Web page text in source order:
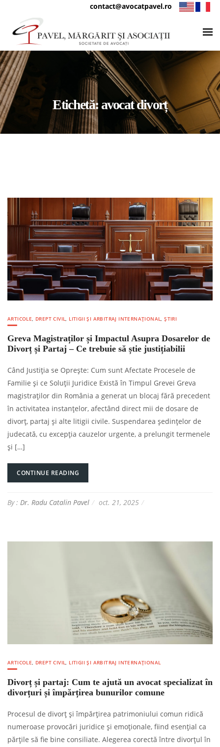
contact@avocatpavel.ro
Etichetă: avocat divorț
ARTICOLE, DREPT CIVIL, LITIGII ȘI ARBITRAJ INTERNAȚIONAL,ȘTIRI
Greva Magistraților și Impactul Asupra Dosarelor de
Divorț și Partaj – Ce trebuie să știe justițiabilii
Când Justiția se Oprește: Cum sunt Afectate Procesele de
Familie și ce Soluții Juridice Există în Timpul Grevei Greva
magistraților din România a generat un blocaj fără precedent
în activitatea instanțelor, afectând direct mii de dosare de
divorț, partaj și alte litigii civile. Suspendarea ședințelor de
judecată, cu excepția cauzelor urgente, a prelungit termenele
și […]
CONTINUE READING
By : Dr. Radu Catalin Pavel oct. 21, 2025
ARTICOLE, DREPT CIVIL, LITIGII ȘI ARBITRAJ INTERNAȚIONAL
Divorț și partaj: Cum te ajută un avocat specializat în
divorțuri și împărțirea bunurilor comune
Procesul de divorț și împărțirea patrimoniului comun ridică
numeroase provocări juridice și emoționale, fiind esențial ca
părțile să fie bine consiliate. Alegerea corectă între divorțul în